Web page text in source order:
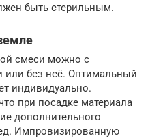
быть стерильным.
смеси можно с
или без неё. Оптимальный
индивидуально.
при посадке материала
дополнительного
Импровизированную